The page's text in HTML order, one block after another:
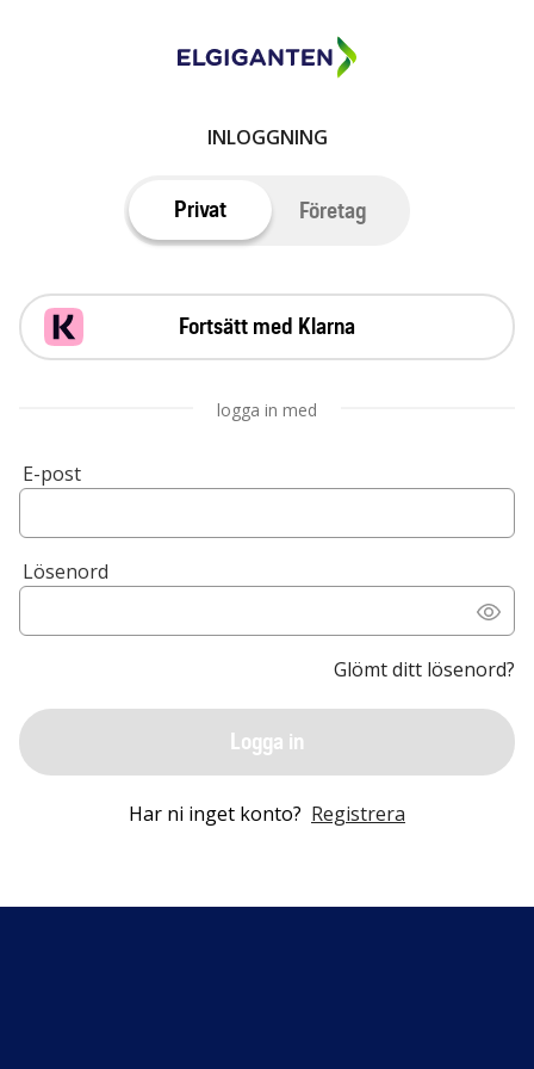
INLOGGNING
Privat Företag
Fortsätt med Klarna
logga in med
E-post
Lösenord
Glömt ditt lösenord?
Logga in
Har ni inget konto? Registrera